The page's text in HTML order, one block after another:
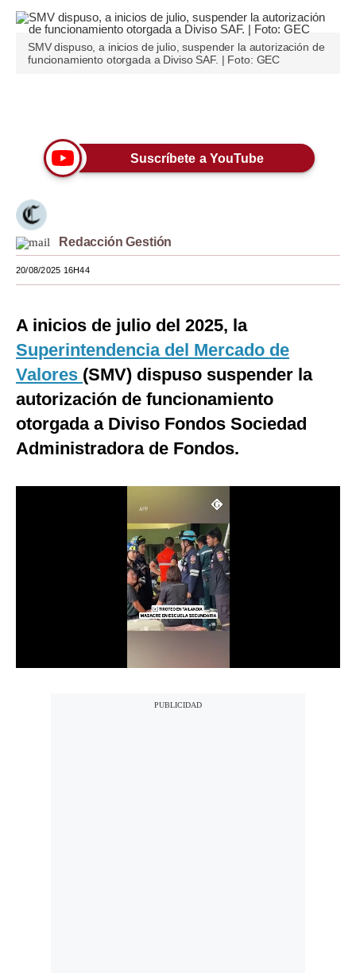
Opinión
Editorial
Tendencias
Lujo
Viajes
Moda
Estilos
EEUU
España
Internacional
SMV dispuso, a inicios de julio, suspender la autorización de
funcionamiento otorgada a Diviso SAF. | Foto: GEC
Suscríbete a YouTube
Redacción Gestión
20/08/2025 16H44
A inicios de julio del 2025, la
Superintendencia del Mercado de
Valores (SMV) dispuso suspender la
autorización de funcionamiento
otorgada a Diviso Fondos Sociedad
Administradora de Fondos.